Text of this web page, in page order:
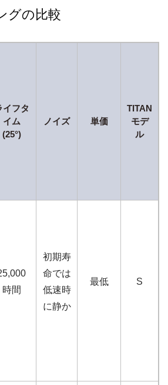
グの比較
イフタ
イム
(25°)
ノイズ 単価
TITAN
モデ
ル
時間
初期寿
命では
低速時
に静か
最低 S